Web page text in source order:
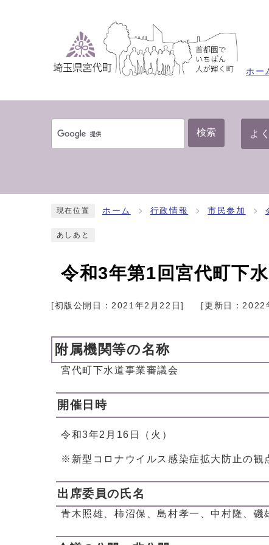
ホー
検索 よ
現在位置 ホーム 行政情報 市民参加
あしあと
令和3年第1回宮代町下
[初版公開日：2021年2月22日] [更新日：2022
附属機関等の名称
宮代町下水道事業審議会
開催日時
令和3年2月16日（火）
※新型コロナウイルス感染症拡大防止の観
出席委員の氏名
青木照雄、柿沼保、島村孝一、中村隆、